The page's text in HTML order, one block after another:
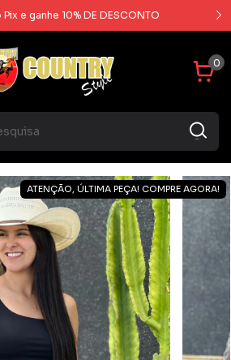
Pix e ganhe 10% DE DESCONTO
0
ATENÇÃO, ÚLTIMA PEÇA! COMPRE AGORA!